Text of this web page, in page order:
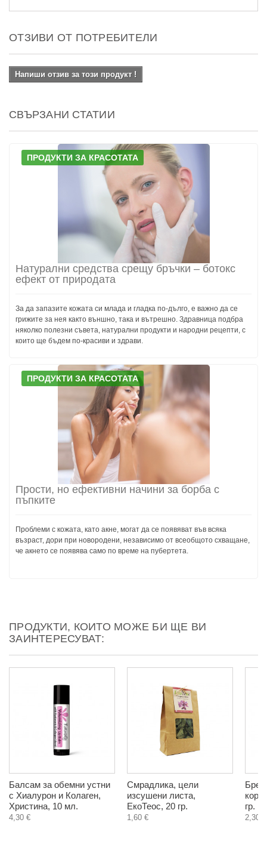
ОТЗИВИ ОТ ПОТРЕБИТЕЛИ
Напиши отзив за този продукт !
СВЪРЗАНИ СТАТИИ
ПРОДУКТИ ЗА КРАСОТАТА
Натурални средства срещу бръчки – ботокс
ефект от природата
За да запазите кожата си млада и гладка по-дълго, е важно да се
грижите за нея както външно, така и вътрешно. Здравница подбра
няколко полезни съвета, натурални продукти и народни рецепти, с
които ще бъдем по-красиви и здрави.
ПРОДУКТИ ЗА КРАСОТАТА
Прости, но ефективни начини за борба с
пъпките
Проблеми с кожата, като акне, могат да се появяват във всяка
възраст, дори при новородени, независимо от всеобщото схващане,
че акнето се появява само по време на пубертета.
ПРОДУКТИ, КОИТО МОЖЕ БИ ЩЕ ВИ
ЗАИНТЕРЕСУВАТ:
Балсам за обемни устни
с Хиалурон и Колаген,
Христина, 10 мл.
4,30 €
Смрадлика, цели
изсушени листа,
ЕкоТеос, 20 гр.
1,60 €
гр.
2,30 €